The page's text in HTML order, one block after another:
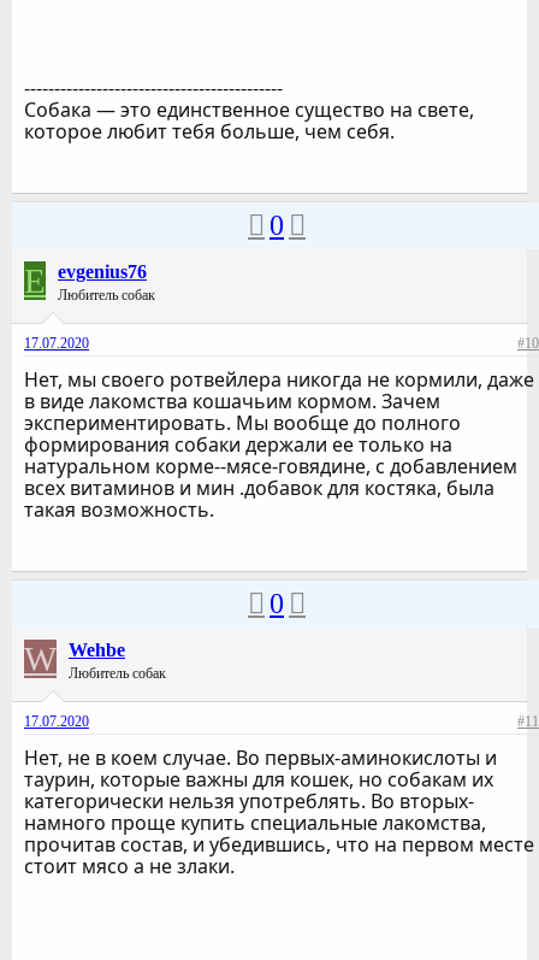
-------------------------------------------
Собака — это единственное существо на свете,
которое любит тебя больше, чем себя.
0
E evgenius76
Любитель собак
17.07.2020 #10
Нет, мы своего ротвейлера никогда не кормили, даже
в виде лакомства кошачьим кормом. Зачем
экспериментировать. Мы вообще до полного
формирования собаки держали ее только на
натуральном корме--мясе-говядине, с добавлением
всех витаминов и мин .добавок для костяка, была
такая возможность.
0
W Wehbe
Любитель собак
17.07.2020 #11
Нет, не в коем случае. Во первых-аминокислоты и
таурин, которые важны для кошек, но собакам их
категорически нельзя употреблять. Во вторых-
намного проще купить специальные лакомства,
прочитав состав, и убедившись, что на первом месте
стоит мясо а не злаки.